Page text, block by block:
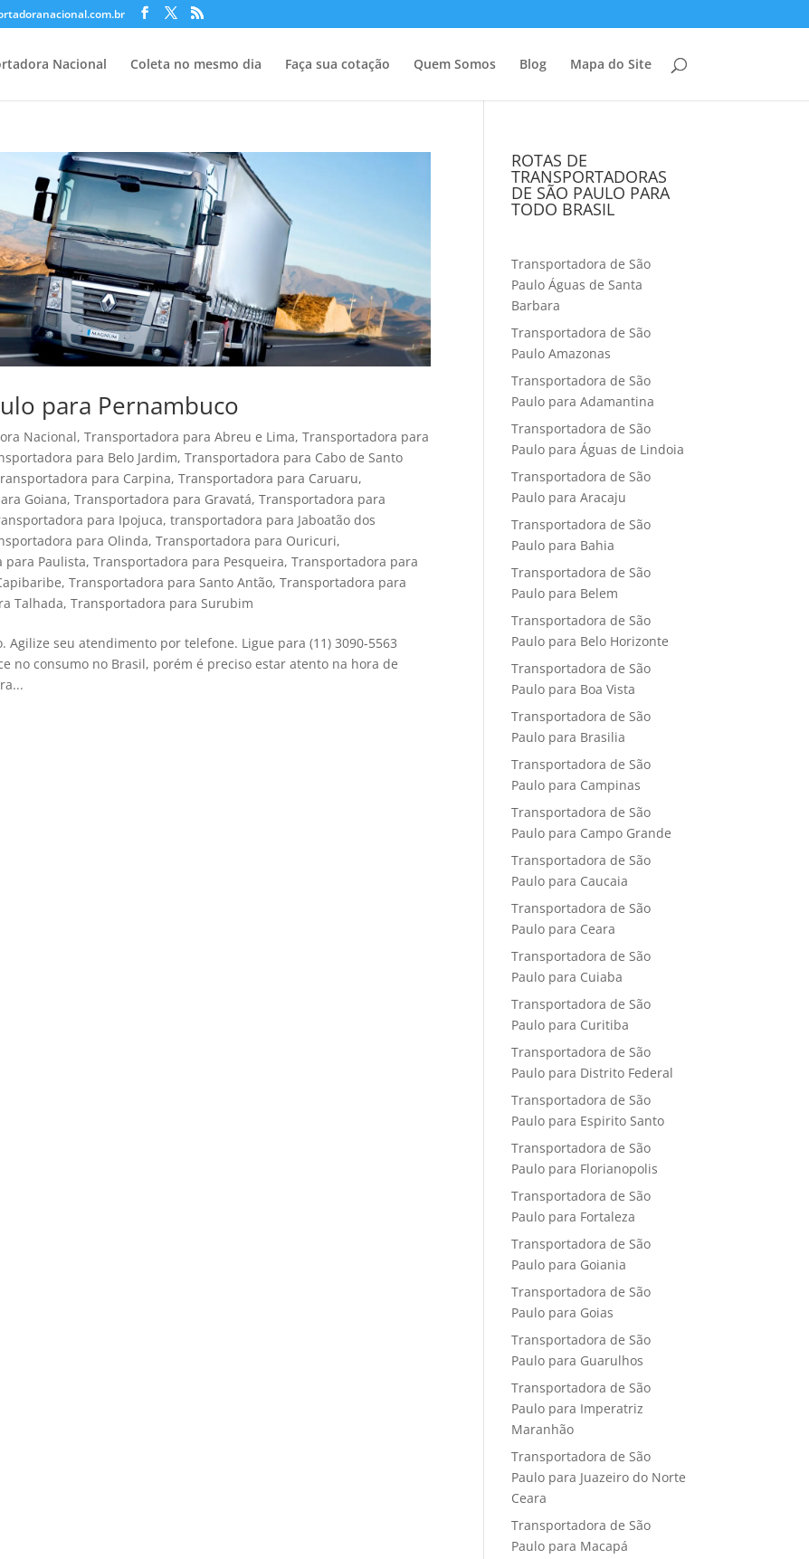
Nacional Coleta no mesmo dia Faça sua cotação Quem Somos Blog Mapa do Site
para Pernambuco
Nacional,Transportadora para Abreu e Lima,Transportadora para
para Belo Jardim,Transportadora para Cabo de Santo
para Carpina,Transportadora para Caruaru,
Goiana,Transportadora para Gravatá,Transportadora para
para Ipojuca,transportadora para Jaboatão dos
para Olinda,Transportadora para Ouricuri,
para Paulista,Transportadora para Pesqueira,Transportadora para
,Transportadora para Santo Antão,Transportadora para
Talhada,Transportadora para Surubim
Agilize seu atendimento por telefone. Ligue para (11) 3090-5563
no consumo no Brasil, porém é preciso estar atento na hora de
ROTAS DE
TRANSPORTADORAS
DE SÃO PAULO PARA
TODO BRASIL
Transportadora de São
Paulo Águas de Santa
Barbara
Transportadora de São
Paulo Amazonas
Transportadora de São
Paulo para Adamantina
Transportadora de São
Paulo para Águas de Lindoia
Transportadora de São
Paulo para Aracaju
Transportadora de São
Paulo para Bahia
Transportadora de São
Paulo para Belem
Transportadora de São
Paulo para Belo Horizonte
Transportadora de São
Paulo para Boa Vista
Transportadora de São
Paulo para Brasilia
Transportadora de São
Paulo para Campinas
Transportadora de São
Paulo para Campo Grande
Transportadora de São
Paulo para Caucaia
Transportadora de São
Paulo para Ceara
Transportadora de São
Paulo para Cuiaba
Transportadora de São
Paulo para Curitiba
Transportadora de São
Paulo para Distrito Federal
Transportadora de São
Paulo para Espirito Santo
Transportadora de São
Paulo para Florianopolis
Transportadora de São
Paulo para Fortaleza
Transportadora de São
Paulo para Goiania
Transportadora de São
Paulo para Goias
Transportadora de São
Paulo para Guarulhos
Transportadora de São
Paulo para Imperatriz
Maranhão
Transportadora de São
Paulo para Juazeiro do Norte
Ceara
Transportadora de São
Paulo para Macapá